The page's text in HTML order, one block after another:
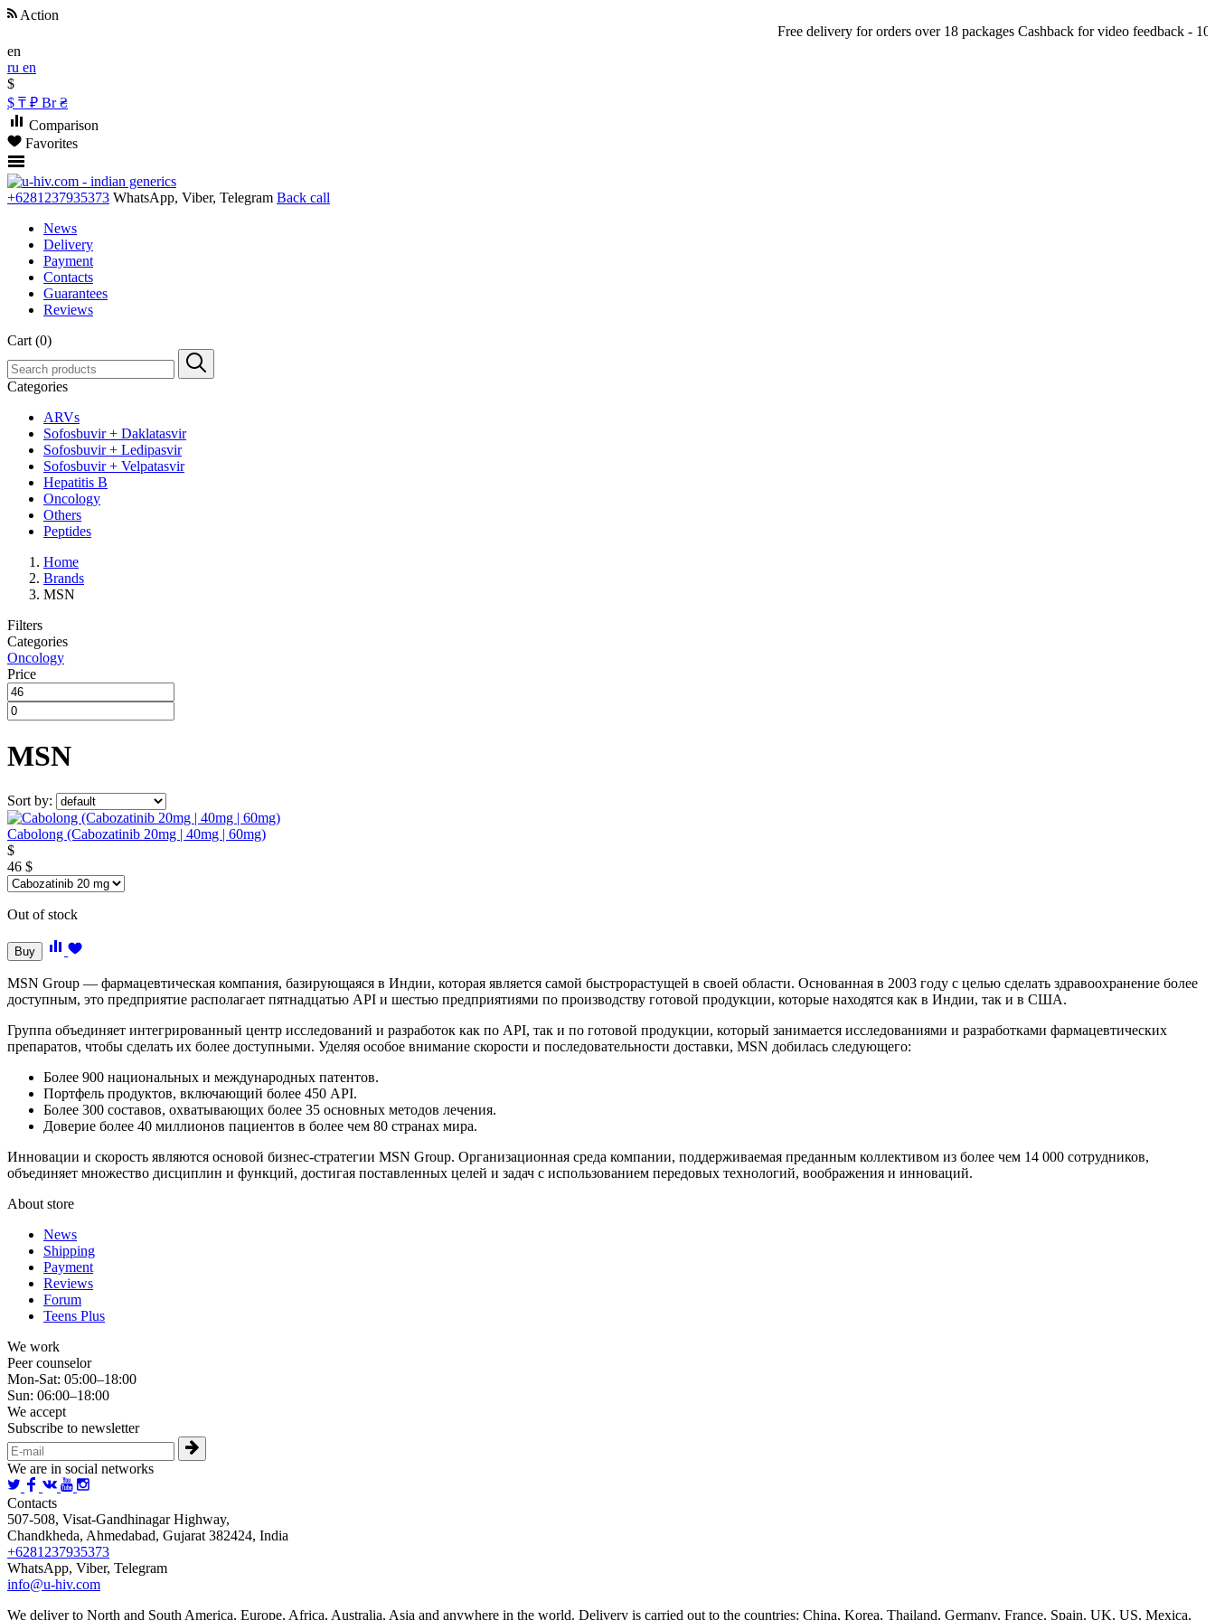
Action
Free delivery for orders over 18 packages Cashback for video feedback - 10%
en
ru en
$
$ ₸ ₽ Br ₴
Comparison
Favorites
+6281237935373 WhatsApp, Viber, Telegram Back call
News
Delivery
Payment
Contacts
Guarantees
Reviews
Cart (0)
Categories
ARVs
Sofosbuvir + Daklatasvir
Sofosbuvir + Ledipasvir
Sofosbuvir + Velpatasvir
Hepatitis B
Oncology
Others
Peptides
Home
Brands
MSN
Filters
Categories
Oncology
Price
MSN
Sort by:
Cabolong (Cabozatinib 20mg | 40mg | 60mg)
$
46 $
Out of stock
Buy
MSN Group — фармацевтическая компания, базирующаяся в Индии, которая является самой быстрорастущей в своей области. Основанная в 2003 году с целью сделать здравоохранение более
доступным, это предприятие располагает пятнадцатью API и шестью предприятиями по производству готовой продукции, которые находятся как в Индии, так и в США.
Группа объединяет интегрированный центр исследований и разработок как по API, так и по готовой продукции, который занимается исследованиями и разработками фармацевтических
препаратов, чтобы сделать их более доступными. Уделяя особое внимание скорости и последовательности доставки, MSN добилась следующего:
Более 900 национальных и международных патентов.
Портфель продуктов, включающий более 450 API.
Более 300 составов, охватывающих более 35 основных методов лечения.
Доверие более 40 миллионов пациентов в более чем 80 странах мира.
Инновации и скорость являются основой бизнес-стратегии MSN Group. Организационная среда компании, поддерживаемая преданным коллективом из более чем 14 000 сотрудников,
объединяет множество дисциплин и функций, достигая поставленных целей и задач с использованием передовых технологий, воображения и инноваций.
About store
News
Shipping
Payment
Reviews
Forum
Teens Plus
We work
Peer counselor
Mon-Sat: 05:00–18:00
Sun: 06:00–18:00
We accept
Subscribe to newsletter
We are in social networks
Contacts
507-508, Visat-Gandhinagar Highway,
Chandkheda, Ahmedabad, Gujarat 382424, India
+6281237935373
WhatsApp, Viber, Telegram
info@u-hiv.com
We deliver to North and South America, Europe, Africa, Australia, Asia and anywhere in the world. Delivery is carried out to the countries: China, Korea, Thailand, Germany, France, Spain, UK, US, Mexica,